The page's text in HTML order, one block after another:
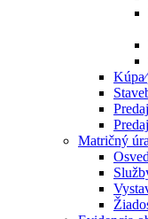
Matričný